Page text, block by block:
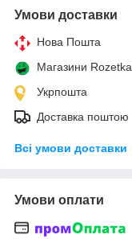
Умови доставки
Нова Пошта
Магазини Rozetka
Укрпошта
Доставка поштою
Всі умови доставки
Умови оплати